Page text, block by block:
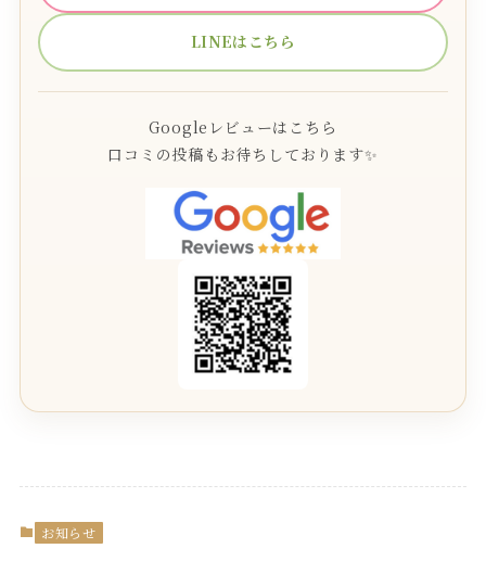
LINEはこちら
Googleレビューはこちら
口コミの投稿もお待ちしております✨
お知らせ